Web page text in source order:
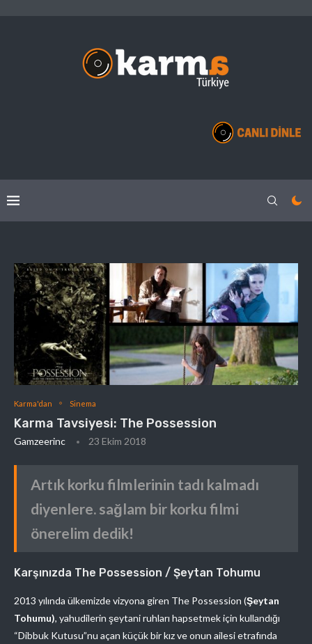
Karma'dan Sinema
Karma Tavsiyesi: The Possession
Gamzeerinc 23 Ekim 2018
Artık korku filmlerinin tadı kalmadı
diyenlere. sağlam bir korku filmi
önerelim dedik!
Karşınızda The Possession / Şeytan Tohumu
2013 yılında ülkemizde vizyona giren The Possession (Şeytan
Tohumu), yahudilerin şeytani ruhları hapsetmek için kullandığı
“Dibbuk Kutusu”nu açan küçük bir kız ve onun ailesi etrafında